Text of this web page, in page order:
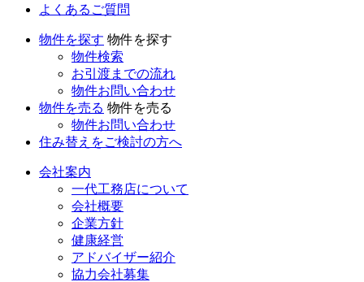
よくあるご質問
物件を探す 物件を探す
物件検索
お引渡までの流れ
物件お問い合わせ
物件を売る 物件を売る
物件お問い合わせ
住み替えをご検討の方へ
会社案内
一代工務店について
会社概要
企業方針
健康経営
アドバイザー紹介
協力会社募集